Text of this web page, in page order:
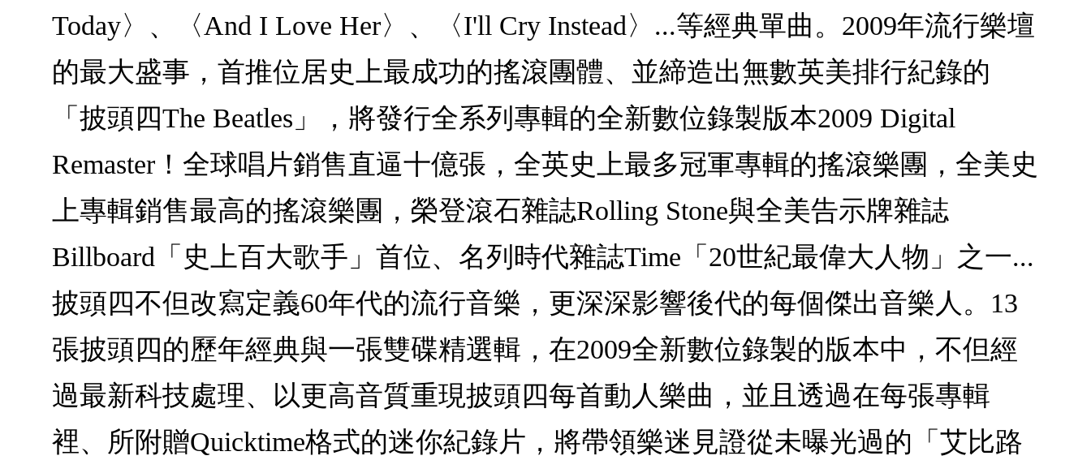
Today〉、〈And I Love Her〉、〈I'll Cry Instead〉...等經典單曲。2009年流行樂壇
的最大盛事，首推位居史上最成功的搖滾團體、並締造出無數英美排行紀錄的
「披頭四The Beatles」，將發行全系列專輯的全新數位錄製版本2009 Digital
Remaster！全球唱片銷售直逼十億張，全英史上最多冠軍專輯的搖滾樂團，全美史
上專輯銷售最高的搖滾樂團，榮登滾石雜誌Rolling Stone與全美告示牌雜誌
Billboard「史上百大歌手」首位、名列時代雜誌Time「20世紀最偉大人物」之一...
披頭四不但改寫定義60年代的流行音樂，更深深影響後代的每個傑出音樂人。13
張披頭四的歷年經典與一張雙碟精選輯，在2009全新數位錄製的版本中，不但經
過最新科技處理、以更高音質重現披頭四每首動人樂曲，並且透過在每張專輯
裡、所附贈Quicktime格式的迷你紀錄片，將帶領樂迷見證從未曝光過的「艾比路